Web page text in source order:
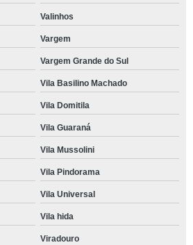
Valinhos
Vargem
Vargem Grande do Sul
Vila Basilino Machado
Vila Domitila
Vila Guaraná
Vila Mussolini
Vila Pindorama
Vila Universal
Vila hida
Viradouro